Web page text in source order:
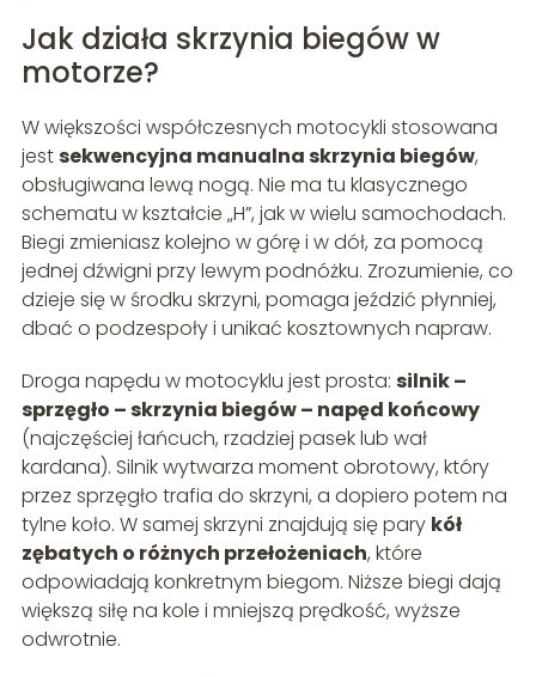
Jak działa skrzynia biegów w
motorze?
W większości współczesnych motocykli stosowana
jestsekwencyjna manualna skrzynia biegów,
obsługiwana lewą nogą. Nie ma tu klasycznego
schematu w kształcie „H”, jak w wielu samochodach.
Biegi zmieniasz kolejno w górę i w dół, za pomocą
jednej dźwigni przy lewym podnóżku. Zrozumienie, co
dzieje się w środku skrzyni, pomaga jeździć płynniej,
dbać o podzespoły i unikać kosztownych napraw.
Droga napędu w motocyklu jest prosta: silnik –
sprzęgło – skrzynia biegów – napęd końcowy
(najczęściej łańcuch, rzadziej pasek lub wał
kardana). Silnik wytwarza moment obrotowy, który
przez sprzęgło trafia do skrzyni, a dopiero potem na
tylne koło. W samej skrzyni znajdują się pary kół
zębatych o różnych przełożeniach, które
odpowiadają konkretnym biegom. Niższe biegi dają
większą siłę na kole i mniejszą prędkość, wyższe
odwrotnie.